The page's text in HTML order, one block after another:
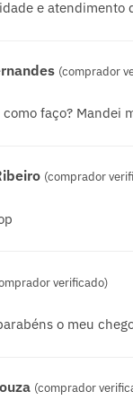
e atendimento
(comprador
faço? Mandei
(comprador
verificado)
o meu
(comprador